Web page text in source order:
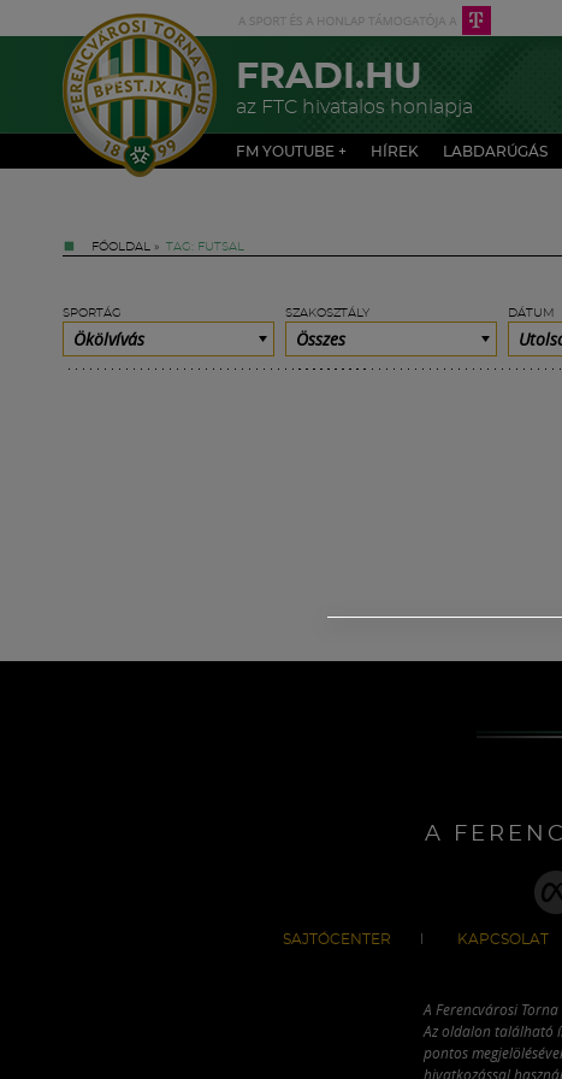
FRADI.HU
az FTC hivatalos honlapja
FM YOUTUBE + HÍREK LABDARÚGÁS
FŐOLDAL » TAG: FUTSAL
SPORTÁG
Ökölvívás
SZAKOSZTÁLY
Összes
DÁTUM
A
SAJTÓCENTER KAPCSOLAT
A Ferencvárosi
Az oldalon található
pontos
hivatkozással